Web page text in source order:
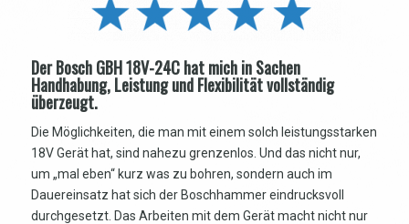
Der Bosch GBH 18V-24C hat mich in Sachen
Handhabung, Leistung und Flexibilität vollständig
überzeugt.
Die Möglichkeiten, die man mit einem solch leistungsstarken
18V Gerät hat, sind nahezu grenzenlos. Und das nicht nur,
um „mal eben“ kurz was zu bohren, sondern auch im
Dauereinsatz hat sich der Boschhammer eindrucksvoll
durchgesetzt. Das Arbeiten mit dem Gerät macht nicht nur